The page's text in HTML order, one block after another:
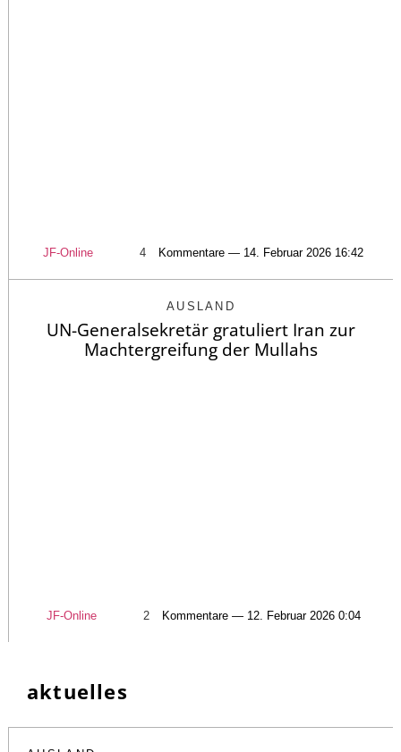
JF-Online 4 Kommentare — 14. Februar 2026 16:42
AUSLAND
UN-Generalsekretär gratuliert Iran zur
Machtergreifung der Mullahs
JF-Online 2 Kommentare — 12. Februar 2026 0:04
aktuelles